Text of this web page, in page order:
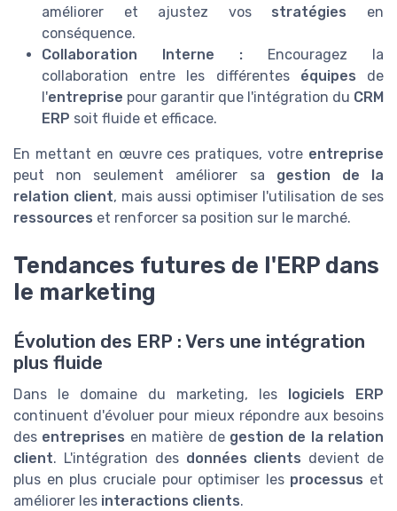
améliorer et ajustez vos stratégies en
conséquence.
Collaboration Interne : Encouragez la
collaboration entre les différentes équipes de
l'entreprise pour garantir que l'intégration du CRM
ERP soit fluide et efficace.
En mettant en œuvre ces pratiques, votre entreprise
peut non seulement améliorer sa gestion de la
relation client, mais aussi optimiser l'utilisation de ses
ressources et renforcer sa position sur le marché.
Tendances futures de l'ERP dans
le marketing
Évolution des ERP : Vers une intégration
plus fluide
Dans le domaine du marketing, les logiciels ERP
continuent d'évoluer pour mieux répondre aux besoins
des entreprises en matière de gestion de la relation
client. L'intégration des données clients devient de
plus en plus cruciale pour optimiser les processus et
améliorer les interactions clients.